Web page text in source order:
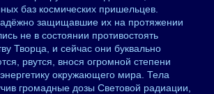
баз космических пришельцев.
защищавшие их на протяжении
не в состоянии противостоять
Творца, и сейчас они буквально
рвутся, внося огромной степени
окружающего мира. Тела
громадные дозы Световой радиации,